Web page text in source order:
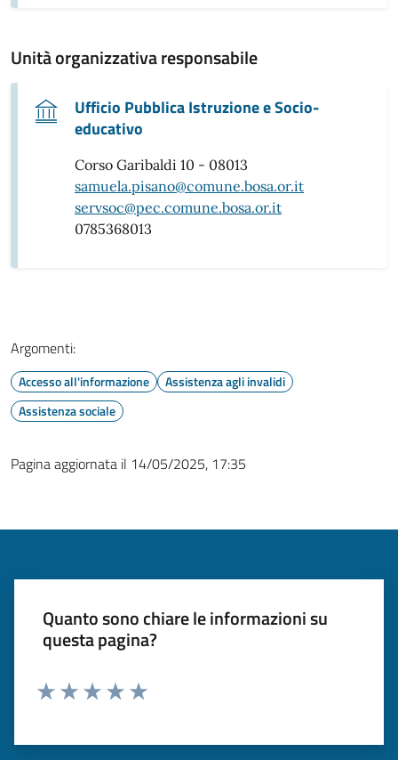
Unità organizzativa responsabile
Ufficio Pubblica Istruzione e Socio-
educativo
Corso Garibaldi 10 - 08013
samuela.pisano@comune.bosa.or.it
servsoc@pec.comune.bosa.or.it
0785368013
Argomenti:
Accesso all'informazione
Assistenza agli invalidi
Assistenza sociale
Pagina aggiornata il 14/05/2025, 17:35
Quanto sono chiare le informazioni su
questa pagina?